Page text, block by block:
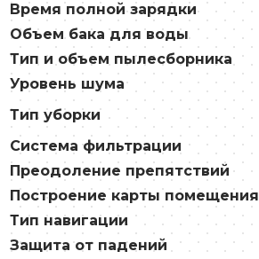
Время полной зарядки
Объем бака для воды
Тип и объем пылесборника
Уровень шума
Тип уборки
Система фильтрации
Преодоление препятствий
Построение карты помещения
Тип навигации
Защита от падений